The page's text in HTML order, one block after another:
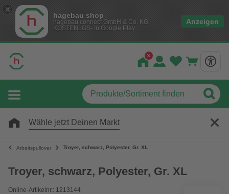
hagebau shop
hagebau connect GmbH & Co. KG
KOSTENLOS- In Google Play
Anzeigen
Wähle jetzt Deinen Markt
Arbeitspullover Troyer, schwarz, Polyester, Gr. XL
Troyer, schwarz, Polyester, Gr. XL
Online-Artikelnr.: 1213144